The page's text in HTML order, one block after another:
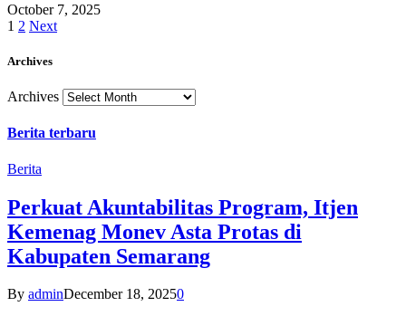
October 7, 2025
1 2 Next
Archives
Archives
Berita terbaru
Berita
Perkuat Akuntabilitas Program, Itjen
Kemenag Monev Asta Protas di
Kabupaten Semarang
By adminDecember 18, 20250